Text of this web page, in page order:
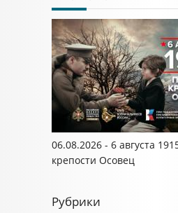
06.08.2026 - 6 августа
крепости Осовец
Рубрики